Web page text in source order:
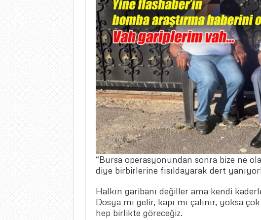
“Bursa operasyonundan sonra bize ne
diye birbirlerine fısıldayarak dert
Halkın garibanı değiller ama kendi
Dosya mı gelir, kapı mı çalınır, yoksa
hep birlikte göreceğiz.